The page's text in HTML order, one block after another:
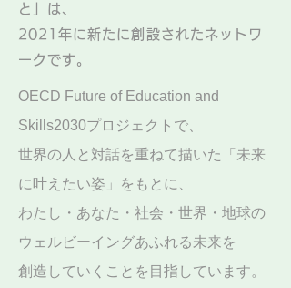
と」は、
2021年に新たに創設されたネットワ
ークです。
OECD Future of Education and
Skills2030プロジェクトで、
世界の人と対話を重ねて描いた「未来
に叶えたい姿」をもとに、
わたし・あなた・社会・世界・地球の
ウェルビーイングあふれる未来を
創造していくことを目指しています。